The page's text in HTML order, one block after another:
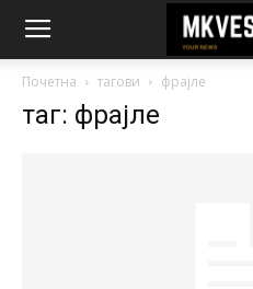
Почетна тагови фрајле
таг: фрајле